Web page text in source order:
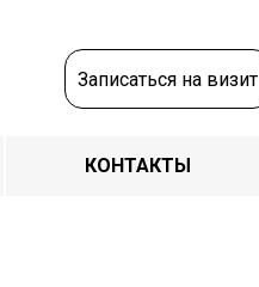
Записаться на визит
КОНТАКТЫ